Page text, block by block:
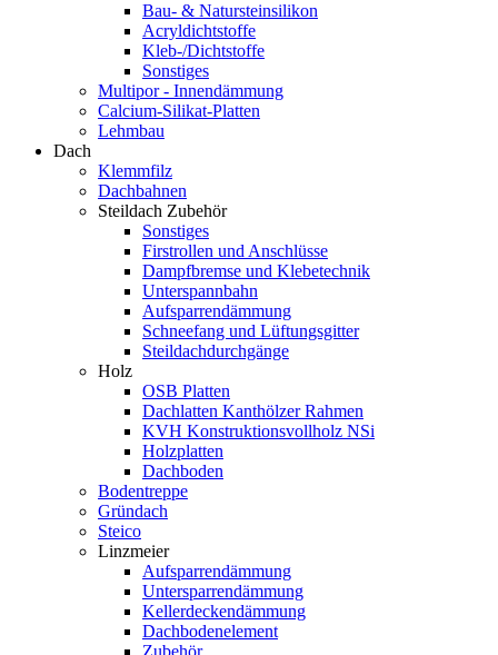
Bau- & Natursteinsilikon
Acryldichtstoffe
Kleb-/Dichtstoffe
Sonstiges
Multipor - Innendämmung
Calcium-Silikat-Platten
Lehmbau
Dach
Klemmfilz
Dachbahnen
Steildach Zubehör
Sonstiges
Firstrollen und Anschlüsse
Dampfbremse und Klebetechnik
Unterspannbahn
Aufsparrendämmung
Schneefang und Lüftungsgitter
Steildachdurchgänge
Holz
OSB Platten
Dachlatten Kanthölzer Rahmen
KVH Konstruktionsvollholz NSi
Holzplatten
Dachboden
Bodentreppe
Gründach
Steico
Linzmeier
Aufsparrendämmung
Untersparrendämmung
Kellerdeckendämmung
Dachbodenelement
Zubehör